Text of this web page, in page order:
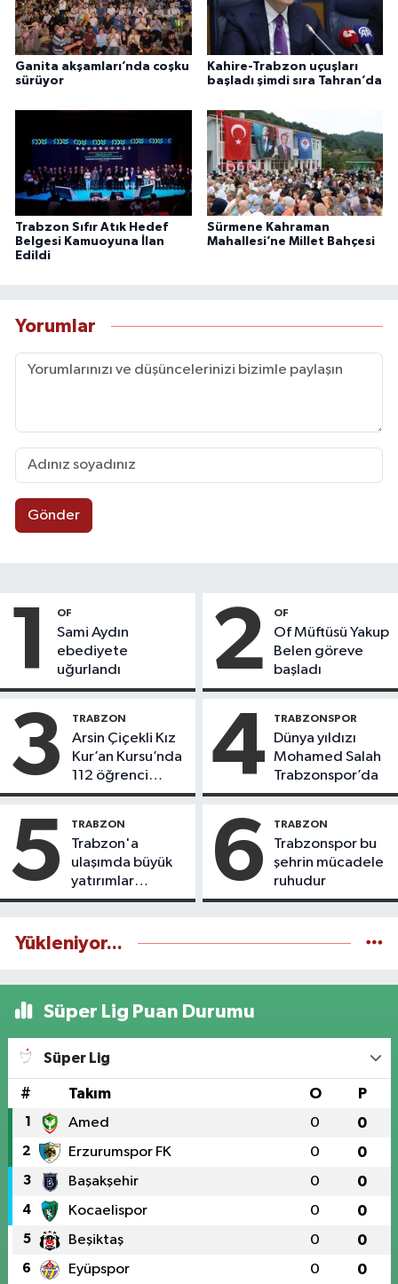
Ganita akşamları’nda coşku
sürüyor
Kahire-Trabzon uçuşları
başladı şimdi sıra Tahran’da
Trabzon Sıfır Atık Hedef
Belgesi Kamuoyuna İlan
Edildi
Sürmene Kahraman
Mahallesi’ne Millet Bahçesi
Yorumlar
Gönder
1 OF
Sami Aydın
ebediyete
uğurlandı
2 OF
Of Müftüsü Yakup
Belen göreve
başladı
3 TRABZON
Arsin Çiçekli Kız
Kur’an Kursu’nda
112 öğrenci
icazet aldı
4 TRABZONSPOR
Dünya yıldızı
Mohamed Salah
Trabzonspor’da
5 TRABZON
Trabzon'a
ulaşımda büyük
yatırımlar
yapılıyor
6 TRABZON
Trabzonspor bu
şehrin mücadele
ruhudur
Yükleniyor...
Süper Lig Puan Durumu
Süper Lig
# Takım O P
1 Amed 0 0
2 Erzurumspor FK 0 0
3 Başakşehir 0 0
4 Kocaelispor 0 0
5 Beşiktaş 0 0
6 Eyüpspor 0 0